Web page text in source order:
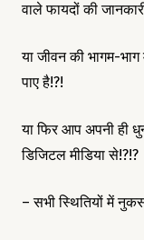
वाले फायदों की
या जीवन की भागम-
पाए है!?!
या फिर आप अपनी ही
डिजिटल मीडिया से!?!?
– सभी स्थितियों में